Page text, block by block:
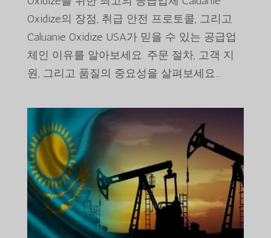
Oxidize의 장점, 취급 안전 프로토콜, 그리고
Caluanie Oxidize USA가 믿을 수 있는 공급업
체인 이유를 알아보세요. 주문 절차, 고객 지
원, 그리고 품질의 중요성을 살펴보세요...